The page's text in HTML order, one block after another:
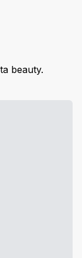
beauty.